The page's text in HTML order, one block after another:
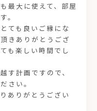
最大に使えて、部屋
。
ても良いご縁にな
きありがとうござ
も楽しい時間でし
す計画ですので、
さい。
ありがとうござい